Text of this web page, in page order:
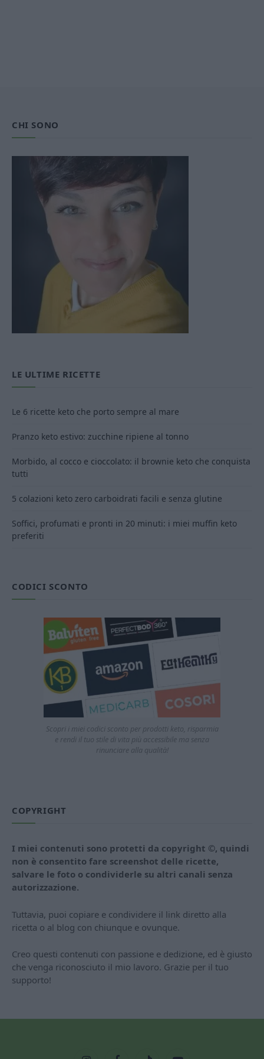
CHI SONO
LE ULTIME RICETTE
Le 6 ricette keto che porto sempre al mare
Pranzo keto estivo: zucchine ripiene al tonno
Morbido, al cocco e cioccolato: il brownie keto che conquista
tutti
5 colazioni keto zero carboidrati facili e senza glutine
Soffici, profumati e pronti in 20 minuti: i miei muffin keto
preferiti
CODICI SCONTO
Scopri i miei codici sconto per prodotti keto, risparmia
e rendi il tuo stile di vita più accessibile ma senza
rinunciare alla qualità!
COPYRIGHT
I miei contenuti sono protetti da copyright ©, quindi
non è consentito fare screenshot delle ricette,
salvare le foto o condividerle su altri canali senza
autorizzazione.
Tuttavia, puoi copiare e condividere il link diretto alla
ricetta o al blog con chiunque e ovunque.
Creo questi contenuti con passione e dedizione, ed è giusto
che venga riconosciuto il mio lavoro. Grazie per il tuo
supporto!